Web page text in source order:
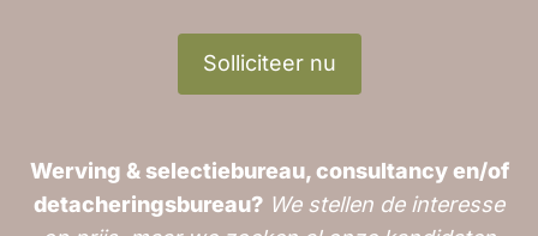
Solliciteer nu
Werving & selectiebureau, consultancy en/of
detacheringsbureau? We stellen de interesse